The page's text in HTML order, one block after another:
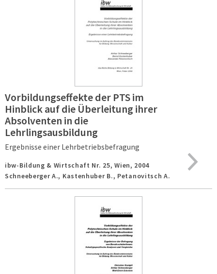
Vorbildungseffekte der PTS im
Hinblick auf die Überleitung ihrer
Absolventen in die
Lehrlingsausbildung
Ergebnisse einer Lehrbetriebsbefragung
ibw-Bildung & Wirtschaft Nr. 25,Wien, 2004
Schneeberger A., Kastenhuber B., Petanovitsch A.